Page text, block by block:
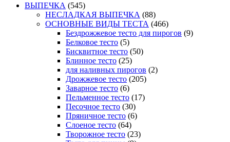
ВЫПЕЧКА (545)
НЕСЛАДКАЯ ВЫПЕЧКА (88)
ОСНОВНЫЕ ВИДЫ ТЕСТА (466)
Бездрожжевое тесто для пирогов (9)
Белковое тесто (5)
Бисквитное тесто (50)
Блинное тесто (25)
для наливных пирогов (2)
Дрожжевое тесто (205)
Заварное тесто (6)
Пельменное тесто (17)
Песочное тесто (30)
Пряничное тесто (6)
Слоеное тесто (64)
Творожное тесто (23)